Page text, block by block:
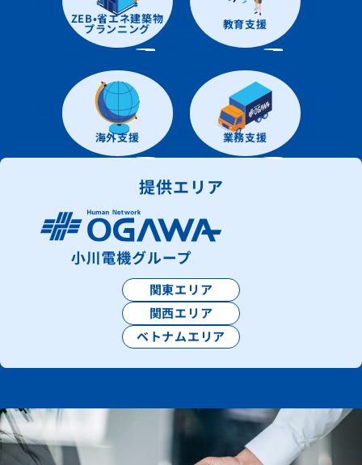
ZEB•省エネ建築物
プランニング 教育支援
海外支援 業務支援
提供エリア
関東エリア
関西エリア
ベトナムエリア